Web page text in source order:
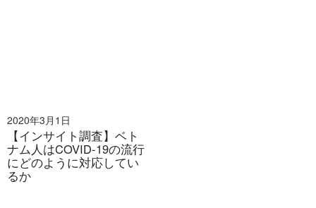
2020年3月1日
【インサイト調査】ベト
ナム人はCOVID-19の流行
にどのように対応してい
るか